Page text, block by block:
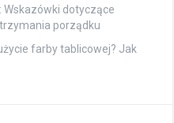
dotyczące
porządku
farby tablicowej? Jak